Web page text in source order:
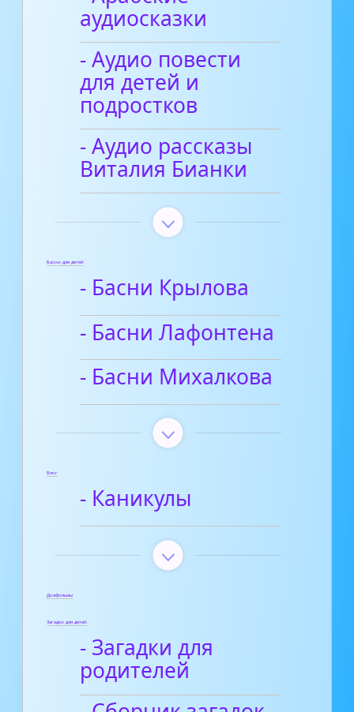
аудиосказки
- Аудио повести
для детей и
подростков
- Аудио рассказы
Виталия Бианки
Басни для детей
- Басни Крылова
- Басни Лафонтена
- Басни Михалкова
Блог
- Каникулы
Диафильмы
Загадки для детей
- Загадки для
родителей